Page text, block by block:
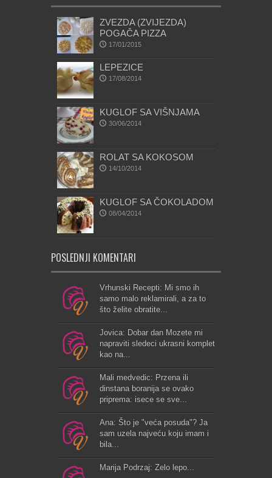
ZVEZDA (ZVIJEZDA)
POGAČA PIZZA
17/01/2015
LEPEZICE
17/08/2014
KUGLOF SA VIŠNJAMA
30/06/2014
ROLAT SA KOKOSOM
14/10/2014
KUGLOF SA ČOKOLADOM
08/04/2014
POSLEDNJI KOMENTARI
Vrhunski Recepti: Mi smo ih
samo malo reklamirali, a za to
što želite obratite...
Jovica: Dobar dan Mozete mi
napraviti sledeci ukrasni komplet
kao na...
Mali medvedic: Przena ili
dinstana boranija se ovako
priprema: isece se sve...
Ana: Što je "veća posuda"? Ja
sam uzela najveću koju imam i
bila...
Marija Podrzaj: Zelo lepo...